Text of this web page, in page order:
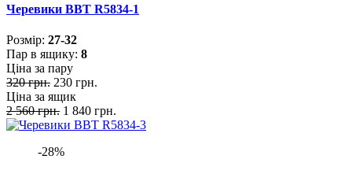
Черевики BBT R5834-1
Розмiр: 27-32
Пар в ящику: 8
Ціна за пару
320 грн. 230 грн.
Ціна за ящик
2 560 грн. 1 840 грн.
-28%